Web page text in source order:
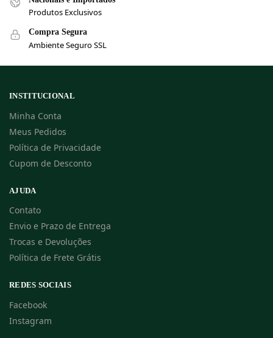
Produtos Exclusivos
Compra Segura
Ambiente Seguro SSL
INSTITUCIONAL
Minha Conta
Meus Pedidos
Política de Privacidade
Cupom de Desconto
AJUDA
Contato
Envio e Prazo de Entrega
Trocas e Devoluções
Política de Frete Grátis
REDES SOCIAIS
Facebook
Instagram